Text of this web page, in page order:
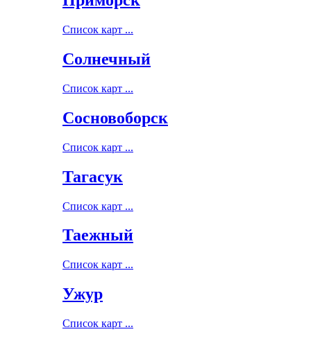
Список карт ...
Солнечный
Список карт ...
Сосновоборск
Список карт ...
Тагасук
Список карт ...
Таежный
Список карт ...
Ужур
Список карт ...